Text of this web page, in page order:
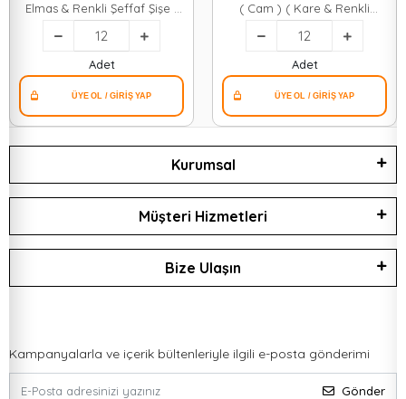
Elmas & Renkli Şeffaf Şişe )
Sıvı Sabunluk ( 300ml )*12x4
Adet
( Cam ) ( Kare & Renkli
Şeffaf Şişe -- Buzlu Çizgili
Desen ) Sıvı Sabunluk (
410ml )*12x4
Adet
Kurumsal
Müşteri Hizmetleri
Bize Ulaşın
Kampanyalarla ve içerik bültenleriyle ilgili e-posta gönderimi
Gönder